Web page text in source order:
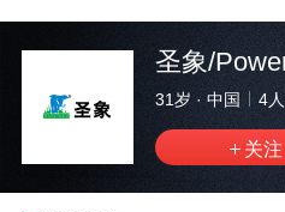
圣象/
31岁 · 中国 4